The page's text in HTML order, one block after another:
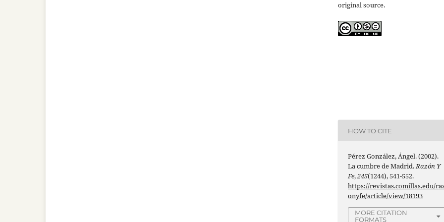
original source.
HOW TO CITE
Pérez González, Ángel. (2002).
La cumbre de Madrid.Razón Y
Fe,245(1244), 541-552.
https://revistas.comillas.edu/
onyfe/article/view/18193
MORE CITATION
FORMATS